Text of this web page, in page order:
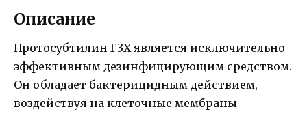
Описание
Протосубтилин Г3Х является исключительно
эффективным дезинфицирующим средством.
Он обладает бактерицидным действием,
воздействуя на клеточные мембраны